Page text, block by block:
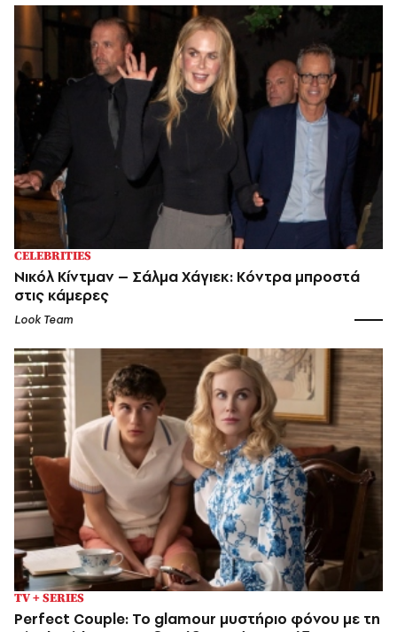
CELEBRITIES
Νικόλ Κίντμαν – Σάλμα Χάγιεκ: Κόντρα μπροστά
στις κάμερες
Look Team
TV + SERIES
Perfect Couple: Το glamour μυστήριο φόνου με τη